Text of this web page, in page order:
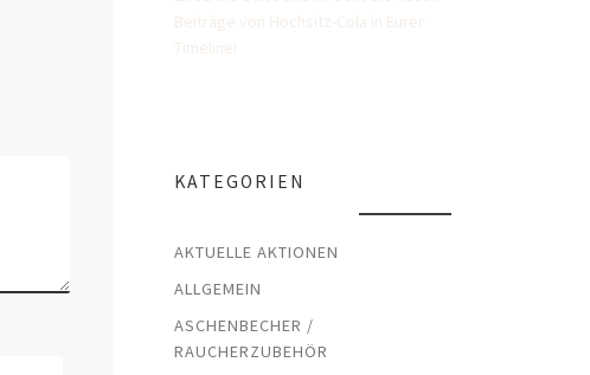
KATEGORIEN
AKTUELLE AKTIONEN
ALLGEMEIN
ASCHENBECHER /
RAUCHERZUBEHÖR